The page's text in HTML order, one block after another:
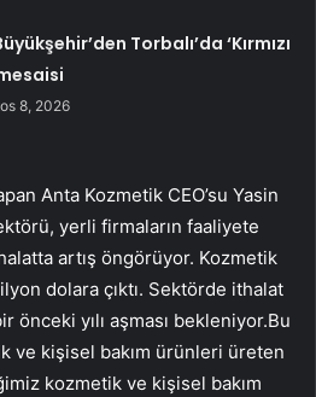
Torbalı’da ‘Kırmızı
8, 2026
Anta Kozmetik CEO’su Yasin
yerli firmaların faaliyete
artış öngörüyor. Kozmetik
dolara çıktı. Sektörde ithalat
önceki yılı aşması bekleniyor.Bu
ve kişisel bakım ürünleri üreten
kozmetik ve kişisel bakım